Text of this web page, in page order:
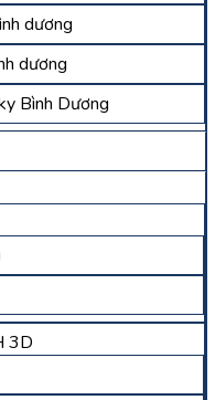
dương
dương
Bình Dương
3D